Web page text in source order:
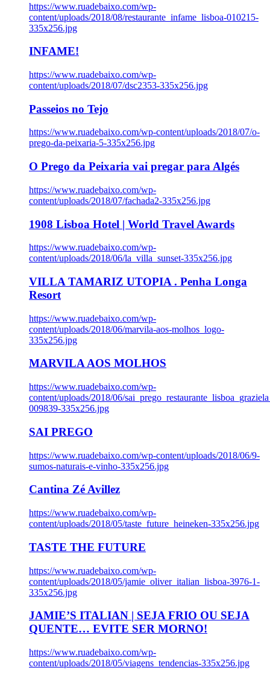
https://www.ruadebaixo.com/wp-
content/uploads/2018/08/restaurante_infame_lisboa-010215-
335x256.jpg
INFAME!
https://www.ruadebaixo.com/wp-
content/uploads/2018/07/dsc2353-335x256.jpg
Passeios no Tejo
https://www.ruadebaixo.com/wp-content/uploads/2018/07/o-
prego-da-peixaria-5-335x256.jpg
O Prego da Peixaria vai pregar para Algés
https://www.ruadebaixo.com/wp-
content/uploads/2018/07/fachada2-335x256.jpg
1908 Lisboa Hotel | World Travel Awards
https://www.ruadebaixo.com/wp-
content/uploads/2018/06/la_villa_sunset-335x256.jpg
VILLA TAMARIZ UTOPIA . Penha Longa
Resort
https://www.ruadebaixo.com/wp-
content/uploads/2018/06/marvila-aos-molhos_logo-
335x256.jpg
MARVILA AOS MOLHOS
https://www.ruadebaixo.com/wp-
content/uploads/2018/06/
009839-335x256.jpg
SAI PREGO
https://www.ruadebaixo.com/wp-content/uploads/2018/06/9-
sumos-naturais-e-vinho-335x256.jpg
Cantina Zé Avillez
https://www.ruadebaixo.com/wp-
content/uploads/2018/05/taste_future_heineken-335x256.jpg
TASTE THE FUTURE
https://www.ruadebaixo.com/wp-
content/uploads/2018/05/jamie_oliver_italian_lisboa-3976-1-
335x256.jpg
JAMIE’S ITALIAN | SEJA FRIO OU SEJA
QUENTE… EVITE SER MORNO!
https://www.ruadebaixo.com/wp-
content/uploads/2018/05/viagens_tendencias-335x256.jpg